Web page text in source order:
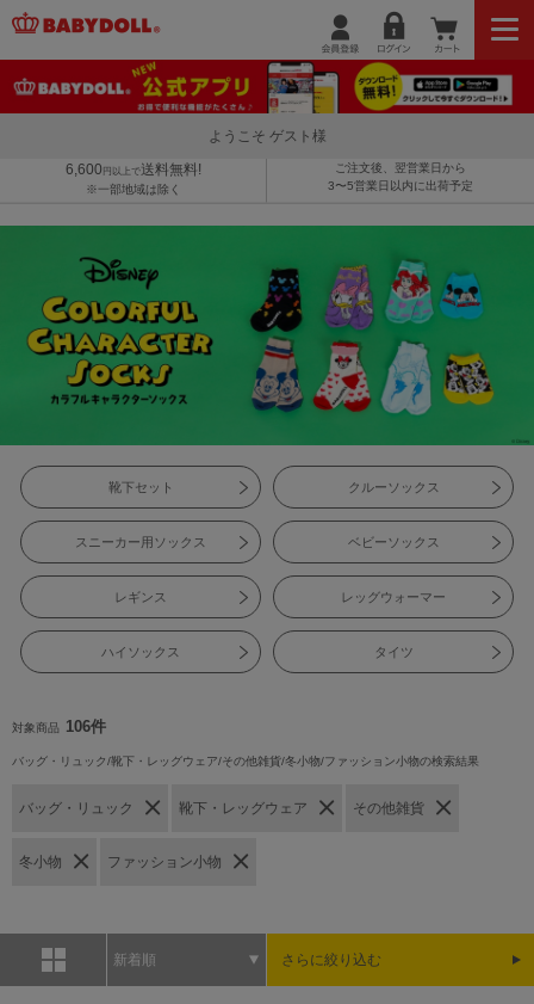
ようこそ ゲスト様
6,600 円以上で送料無料!
※一部地域は除く
ご注文後、翌営業日から
3〜5営業日以内に出荷予定
靴下セット クルーソックス
スニーカー用ソックス ベビーソックス
レギンス レッグウォーマー
ハイソックス タイツ
対象商品 106件
バッグ・リュック/靴下・レッグウェア/その他雑貨/冬小物/ファッション小物の検索結果
バッグ・リュック 靴下・レッグウェア その他雑貨
冬小物 ファッション小物
新着順 さらに絞り込む